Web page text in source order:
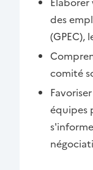
des
(GPEC),
comité
équipes